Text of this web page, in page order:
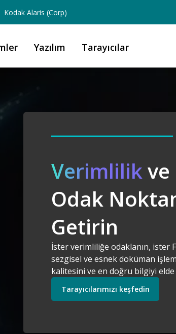
Kodak Alaris (Corp)
Yazılım Tarayıcılar
Verimlilik
Odak
Getirin
İster verimliliğe odaklanın, ister
sezgisel ve esnek doküman
kalitesini ve en doğru bilgiyi elde
Tarayıcılarımızı keşfedin
AI Destekli
Keşfedin
Bilginin
Çözümlerimizi keşfedin
Servislerimizi keşfedin